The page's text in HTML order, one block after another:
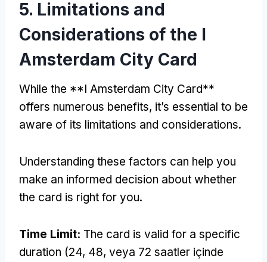
5. Limitations and
Considerations of the I
Amsterdam City Card
While the **I Amsterdam City Card**
offers numerous benefits, it’s essential to be
aware of its limitations and considerations.
Understanding these factors can help you
make an informed decision about whether
the card is right for you.
Time Limit: The card is valid for a specific
duration (24, 48, veya 72 saatler içinde